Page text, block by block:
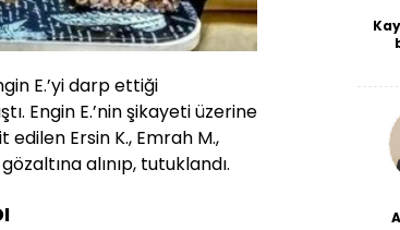
E.’yi darp ettiği
Engin E.’nin şikayeti üzerine
edilen Ersin K., Emrah M.,
alınıp, tutuklandı.